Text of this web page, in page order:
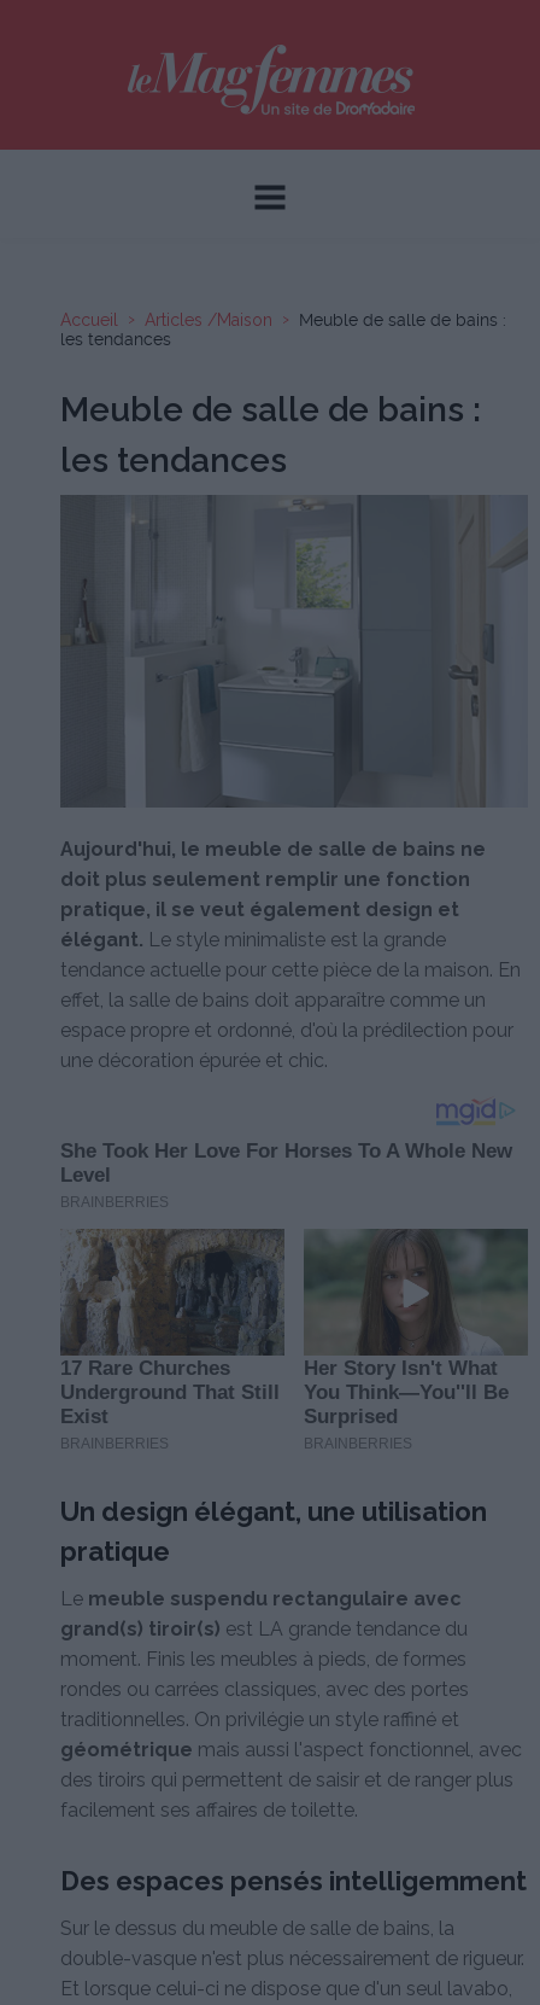
Accueil Articles /Maison
Meuble de salle de bains :
les tendances
Meuble de salle de bains :
les tendances
Aujourd'hui, le meuble de salle de bains ne
doit plus seulement remplir une fonction
pratique, il se veut également design et
élégant. Le style minimaliste est la grande
tendance actuelle pour cette pièce de la maison. En
effet, la salle de bains doit apparaître comme un
espace propre et ordonné, d'où la prédilection pour
une décoration épurée et chic.
Un design élégant, une utilisation
pratique
Le meuble suspendu rectangulaire avec
grand(s) tiroir(s) est LA grande tendance du
moment. Finis les meubles à pieds, de formes
rondes ou carrées classiques, avec des portes
traditionnelles. On privilégie un style raffiné et
géométrique mais aussi l'aspect fonctionnel, avec
des tiroirs qui permettent de saisir et de ranger plus
facilement ses affaires de toilette.
Des espaces pensés intelligemment
Sur le dessus du meuble de salle de bains, la
double-vasque n'est plus nécessairement de rigueur.
Et lorsque celui-ci ne dispose que d'un seul lavabo,